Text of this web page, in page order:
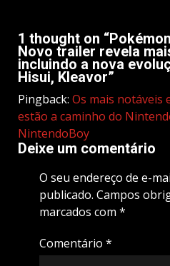
1 thought on “
Novo trailer revela
incluindo a nova
Hisui, Kleavor”
Pingback: Os mais notáveis
estão a caminho do
NintendoBoy
Deixe um comentário
O seu endereço de e-
publicado. Campos
marcados com *
Comentário *